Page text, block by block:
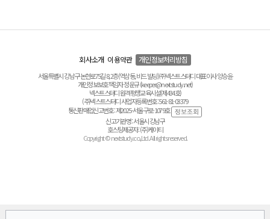
회사소개 이용약관 개인정보처리방침
서울특별시 강남구 논현로75길 8, 2층(역삼동, 비드 빌딩) ㈜넥스트스터디 대표이사 양승윤
개인정보보호책임자 정운규 (keeper@nextstudy.net)
넥스트스터디 원격평생교육시설(제434호)
(주)넥스트스터디 사업자등록번호 : 561-81-03379
통신판매업신고번호 : 제2025-서울구로-1079호
신고기관명 : 서울시 강남구
호스팅제공자 : (주)케이티
Copyright © nextstudy.co.,Ltd. All rights reserved.